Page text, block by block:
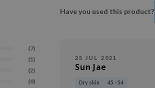
(7)
(1)
(2)
(0)
Have you used this product?
25 JUL 2021
Sun Jae
Dry skin 45 - 54